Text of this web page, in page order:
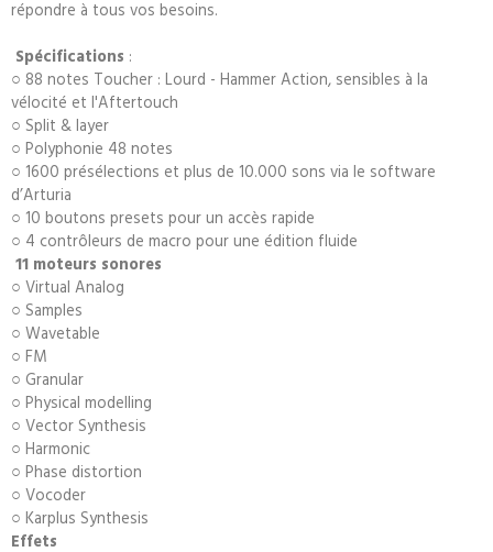
répondre à tous vos besoins.
Spécifications :
○ 88 notes Toucher : Lourd - Hammer Action, sensibles à la
vélocité et l'Aftertouch
○ Split & layer
○ Polyphonie 48 notes
○ 1600 présélections et plus de 10.000 sons via le software
d’Arturia
○ 10 boutons presets pour un accès rapide
○ 4 contrôleurs de macro pour une édition fluide
11 moteurs sonores
○ Virtual Analog
○ Samples
○ Wavetable
○ FM
○ Granular
○ Physical modelling
○ Vector Synthesis
○ Harmonic
○ Phase distortion
○ Vocoder
○ Karplus Synthesis
Effets